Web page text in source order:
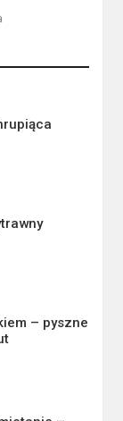
– pyszne